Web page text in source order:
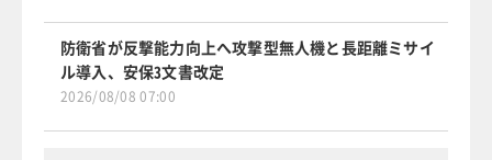
防衛省が反撃能力向上へ攻撃型無人機と長距離ミサイ
ル導入、安保3文書改定
2026/08/08 07:00